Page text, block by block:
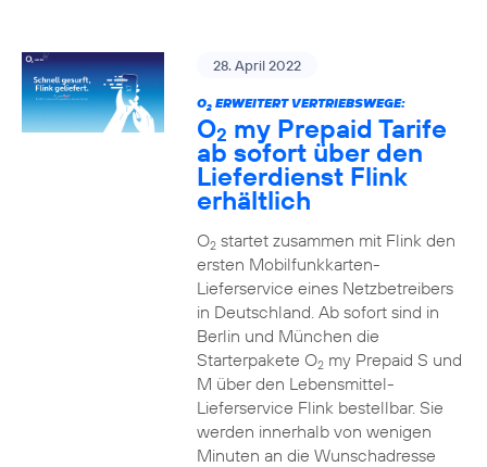
28. April 2022
O2ERWEITERT VERTRIEBSWEGE:
O2 my Prepaid Tarife
ab sofort über den
Lieferdienst Flink
erhältlich
O2startet zusammen mit Flink den
ersten Mobilfunkkarten-
Lieferservice eines Netzbetreibers
in Deutschland. Ab sofort sind in
Berlin und München die
Starterpakete O2my Prepaid S und
M über den Lebensmittel-
Lieferservice Flink bestellbar. Sie
werden innerhalb von wenigen
Minuten an die Wunschadresse